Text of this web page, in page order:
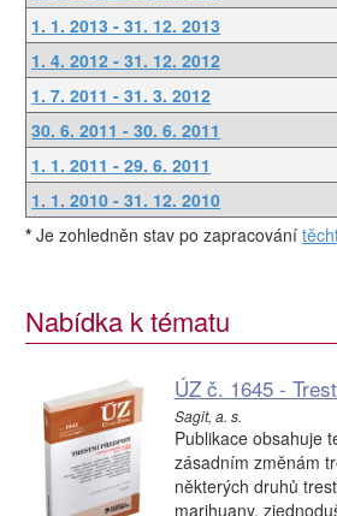
1. 1. 2013 - 31. 12. 2013
1. 4. 2012 - 31. 12. 2012
1. 7. 2011 - 31. 3. 2012
30. 6. 2011 - 30. 6. 2011
1. 1. 2011 - 29. 6. 2011
1. 1. 2010 - 31. 12. 2010
* Je zohledněn stav po zapracování
Nabídka k tématu
ÚZ č. 1645 -
Sagit, a. s.
Publikace obsahuje
zásadním změnám
některých druhů
marihuany,